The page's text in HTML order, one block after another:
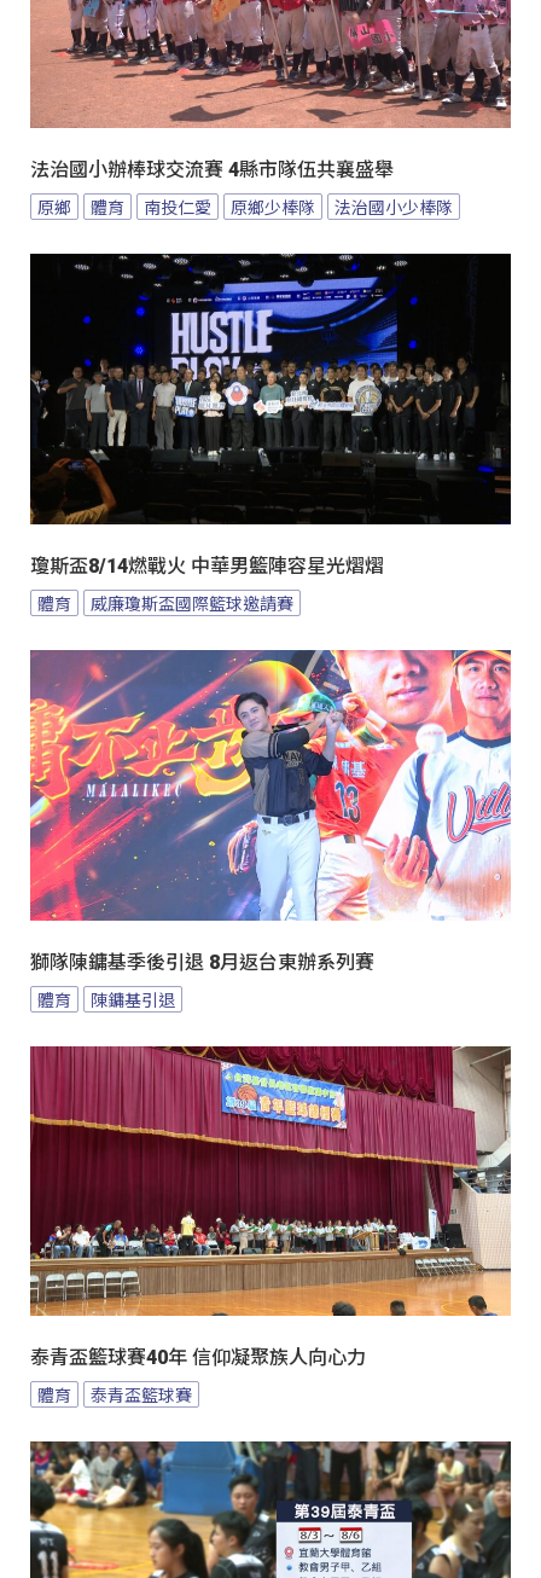
法治國小辦棒球交流賽 4縣市隊伍共襄盛舉
原鄉 體育 南投仁愛 原鄉少棒隊 法治國小少棒隊
瓊斯盃8/14燃戰火 中華男籃陣容星光熠熠
體育 威廉瓊斯盃國際籃球邀請賽
獅隊陳鏞基季後引退 8月返台東辦系列賽
體育 陳鏞基引退
泰青盃籃球賽40年 信仰凝聚族人向心力
體育 泰青盃籃球賽